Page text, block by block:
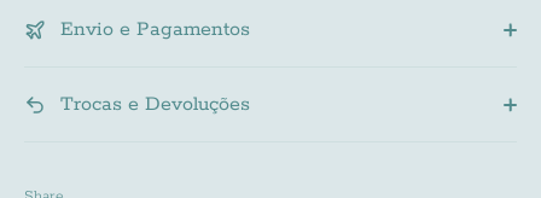
Envio e Pagamentos
Trocas e Devoluções